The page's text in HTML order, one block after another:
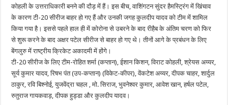
कोहली के उत्तराधिकारी बनने की दौड़ में हैं। इस बीच, वाशिंगटन सुंदर हैमस्ट्रिंग में खिंचाव
के कारण टी-20 सीरीज बाहर हो गए हैं और उनकी जगह कुलदीप यादव को टीम में शामिल
किया गया है। इससे पहले हाल ही में कोरोना से उबरने के बाद रीहैब के अंतिम चरण को फिर
से शुरू करने के बाद अक्षर पटेल सीरीज से बाहर हो गए थे। तीनों आगे के प्रबंधन के लिए
बेंगलुरु में राष्ट्रीय क्रिकेट अकादमी में होंगे।
टी-20 सीरीज के लिए टीम-रोहित शर्मा (कप्तान), ईशान किशन, विराट कोहली, श्रेयस अय्यर,
सूर्य कुमार यादव, रिषभ पंत (उप-कप्तान) (विकेट-कीपर), वेंकटेश अय्यर, दीपक चाहर, शार्दुल
ठाकुर, रवि बिश्नोई, युजवेंद्रा चहल , मो. सिराज, भुवनेश्वर कुमार, आवेश खान, हर्षल पटेल,
रुतुराज गायकवाड़, दीपक हुड्डा और कुलदीप यादव।